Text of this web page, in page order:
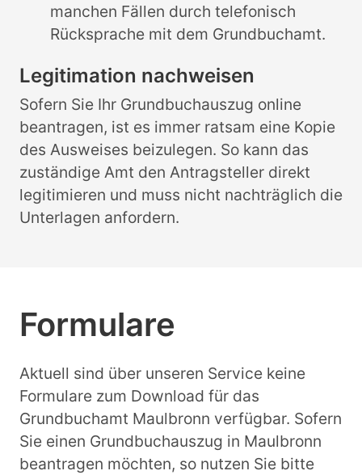
manchen Fällen durch telefonisch
Rücksprache mit dem Grundbuchamt.
Legitimation nachweisen
Sofern Sie Ihr Grundbuchauszug online
beantragen, ist es immer ratsam eine Kopie
des Ausweises beizulegen. So kann das
zuständige Amt den Antragsteller direkt
legitimieren und muss nicht nachträglich die
Unterlagen anfordern.
Formulare
Aktuell sind über unseren Service keine
Formulare zum Download für das
Grundbuchamt Maulbronn verfügbar. Sofern
Sie einen Grundbuchauszug in Maulbronn
beantragen möchten, so nutzen Sie bitte